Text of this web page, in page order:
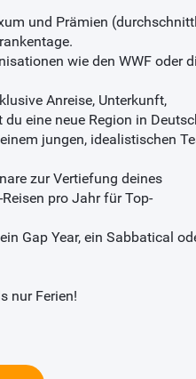
und Prämien
wie den WWF oder
Anreise, Unterkunft,
eine neue Region in
jungen, idealistischen
zur Vertiefung deines
pro Jahr für Top-
Gap Year, ein Sabbatical
nur Ferien!